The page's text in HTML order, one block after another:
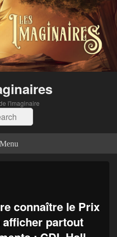
l'imaginaire
Menu
connaître le Prix
partout